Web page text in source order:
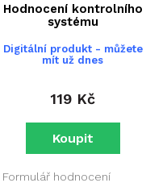
Hodnocení kontrolního
systému
Digitální produkt - můžete
mít už dnes
119 Kč
Formulář hodnocení